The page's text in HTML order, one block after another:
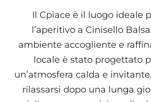
Il Cpiace è il luogo ideale
l’aperitivo a Cinisello
ambiente accogliente e
locale è stato progettato
un’atmosfera calda e
rilassarsi dopo una lunga